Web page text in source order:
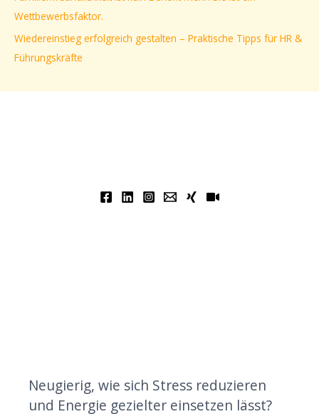
Wettbewerbsfaktor.
Wiedereinstieg erfolgreich gestalten – Praktische Tipps für HR &
Führungskräfte
Neugierig, wie sich Stress reduzieren
und Energie gezielter einsetzen lässt?